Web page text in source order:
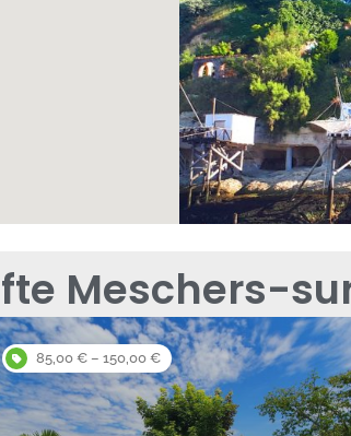
Meschers-
85,00 € – 150,00 €